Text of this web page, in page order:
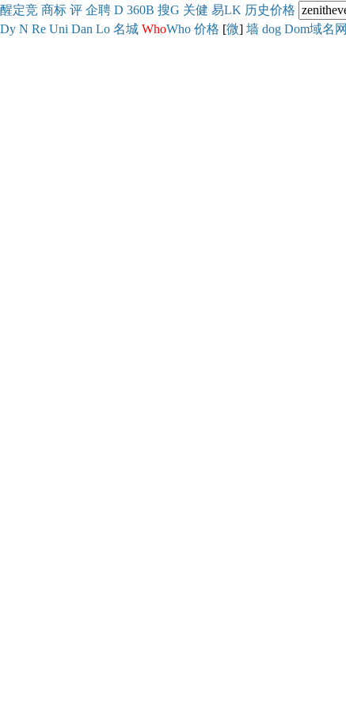
醒定竞 商标 评 企聘 D 360B 搜G 关健 易LK 历史价格
Dy N Re Uni Dan Lo 名城 WhoWho 价格 [微] 墙 dog Dom域名网